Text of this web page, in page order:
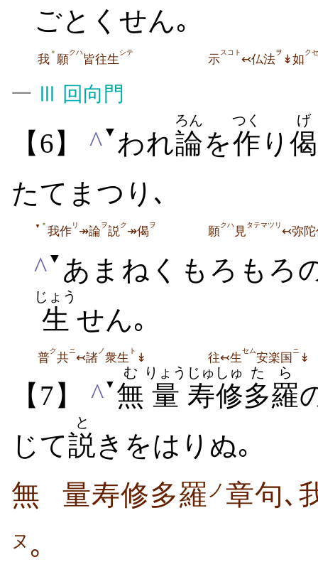
ごとくせん｡
我 ＊ 願クハ皆往生 シテ 示スコト↢仏法ヲ ↡如ク
一 Ⅲ 回向門
【6】 ^ ▼ われ論
ろん
を作
つく
り 偈
げ
たてまつり､
▼ ＊ 我作リ ↠論ヲ説ク↠偈ヲ 願クハ 見タテマツリ↢弥陀
^ ▼ あまねくもろもろ
生
じょう
せん｡
普ク共ニ↢諸ノ衆生 ト ↡ 往↢生セム安楽国 ニ ↡
【7】 ^ ▼ 無
む
量
りょう
寿
じゅ
修
しゅ
多羅
たら
じて説
と
きをはりぬ｡
無 量寿修多羅 ノ章句､
ヌ ｡